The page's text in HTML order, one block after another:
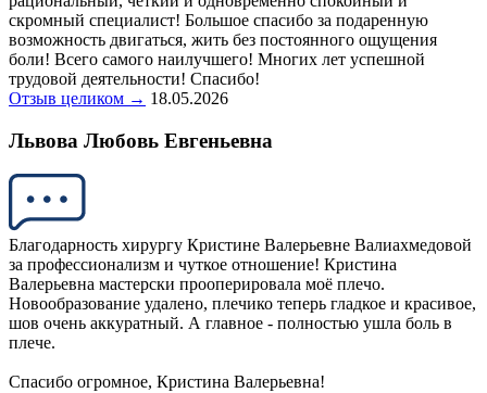
скромный специалист! Большое спасибо за подаренную
возможность двигаться, жить без постоянного ощущения
боли! Всего самого наилучшего! Многих лет успешной
трудовой деятельности! Спасибо!
Отзыв целиком → 18.05.2026
Львова Любовь Евгеньевна
Благодарность хирургу Кристине Валерьевне Валиахмедовой
за профессионализм и чуткое отношение! Кристина
Валерьевна мастерски прооперировала моё плечо.
Новообразование удалено, плечико теперь гладкое и красивое,
шов очень аккуратный. А главное - полностью ушла боль в
плече.
Спасибо огромное, Кристина Валерьевна!